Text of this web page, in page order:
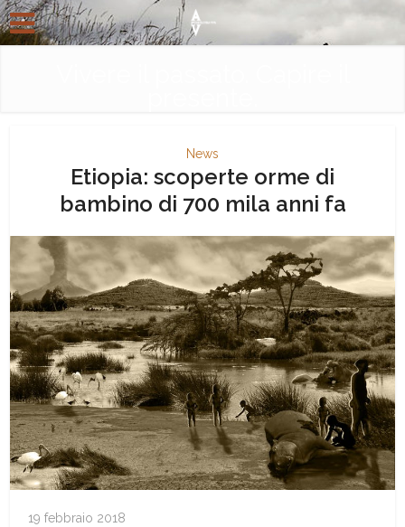
News
Etiopia: scoperte orme di
bambino di 700 mila anni fa
19 febbraio 2018